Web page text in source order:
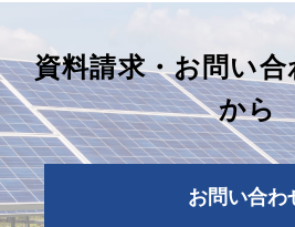
資料請求・お問い
から
お問い合わ